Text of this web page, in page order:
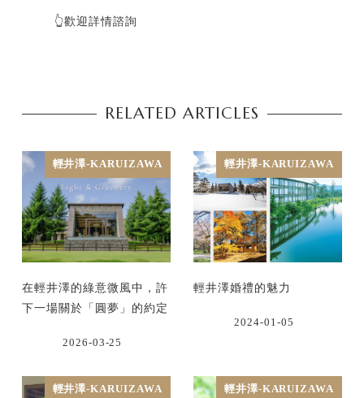
👆歡迎詳情諮詢
RELATED ARTICLES
輕井澤-KARUIZAWA
在輕井澤的綠意微風中，許
下一場關於「圓夢」的約定
2026-03-25
輕井澤-KARUIZAWA
輕井澤婚禮的魅力
2024-01-05
輕井澤-KARUIZAWA 輕井澤-KARUIZAWA